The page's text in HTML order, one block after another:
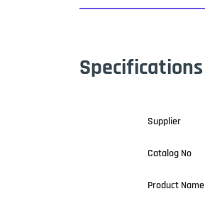
Specifications
Supplier
Catalog No
Product Name